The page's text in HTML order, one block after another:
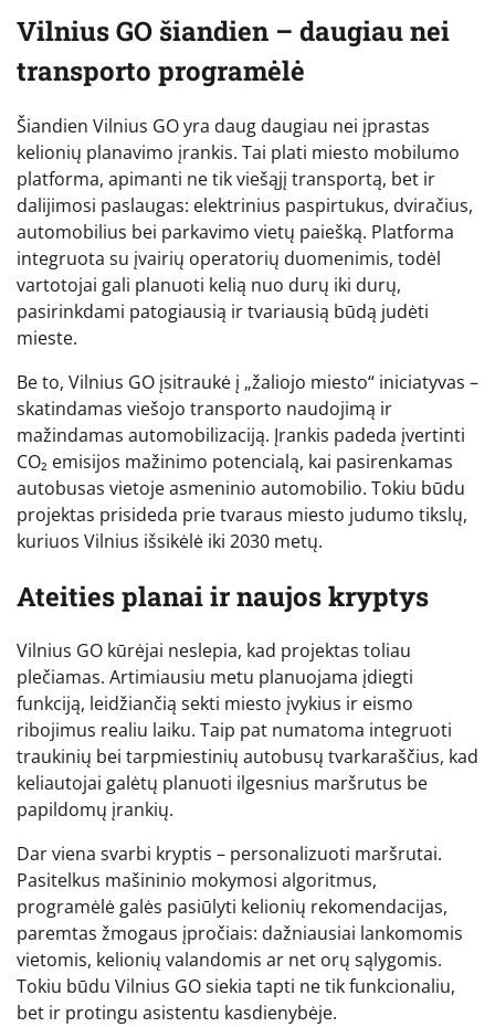
Vilnius GO šiandien – daugiau nei
transporto programėlė
Šiandien Vilnius GO yra daug daugiau nei įprastas
kelionių planavimo įrankis. Tai plati miesto mobilumo
platforma, apimanti ne tik viešąjį transportą, bet ir
dalijimosi paslaugas: elektrinius paspirtukus, dviračius,
automobilius bei parkavimo vietų paiešką. Platforma
integruota su įvairių operatorių duomenimis, todėl
vartotojai gali planuoti kelią nuo durų iki durų,
pasirinkdami patogiausią ir tvariausią būdą judėti
mieste.
Be to, Vilnius GO įsitraukė į „žaliojo miesto“ iniciatyvas –
skatindamas viešojo transporto naudojimą ir
mažindamas automobilizaciją. Įrankis padeda įvertinti
CO₂ emisijos mažinimo potencialą, kai pasirenkamas
autobusas vietoje asmeninio automobilio. Tokiu būdu
projektas prisideda prie tvaraus miesto judumo tikslų,
kuriuos Vilnius išsikėlė iki 2030 metų.
Ateities planai ir naujos kryptys
Vilnius GO kūrėjai neslepia, kad projektas toliau
plečiamas. Artimiausiu metu planuojama įdiegti
funkciją, leidžiančią sekti miesto įvykius ir eismo
ribojimus realiu laiku. Taip pat numatoma integruoti
traukinių bei tarpmiestinių autobusų tvarkaraščius, kad
keliautojai galėtų planuoti ilgesnius maršrutus be
papildomų įrankių.
Dar viena svarbi kryptis – personalizuoti maršrutai.
Pasitelkus mašininio mokymosi algoritmus,
programėlė galės pasiūlyti kelionių rekomendacijas,
paremtas žmogaus įpročiais: dažniausiai lankomomis
vietomis, kelionių valandomis ar net orų sąlygomis.
Tokiu būdu Vilnius GO siekia tapti ne tik funkcionaliu,
bet ir protingu asistentu kasdienybėje.